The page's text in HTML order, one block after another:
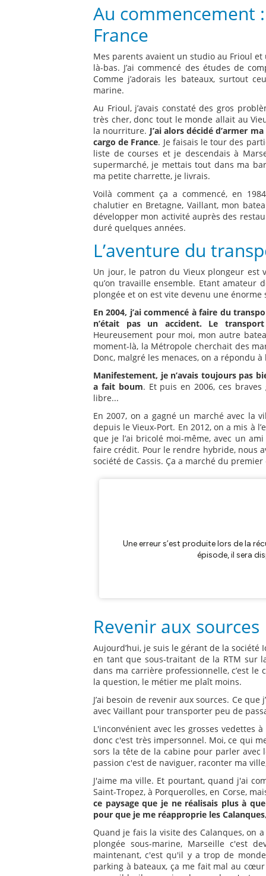
Au commencement
France
Mes parents avaient un studio au Frioul
là-bas. J’ai commencé des études de
Comme j’adorais les bateaux, surtout
marine.
Au Frioul, j’avais constaté des gros
très cher, donc tout le monde allait au
la nourriture. J’ai alors décidé d’armer
cargo de France. Je faisais le tour des
liste de courses et je descendais à
supermarché, je mettais tout dans ma
ma petite charrette, je livrais.
Voilà comment ça a commencé, en
chalutier en Bretagne, Vaillant, mon
développer mon activité auprès des
duré quelques années.
L’aventure du
Un jour, le patron du Vieux plongeur est
qu’on travaille ensemble. Etant amateur
plongée et on est vite devenu une énorme
En 2004, j’ai commencé à faire du
n’était pas un accident. Le
Heureusement pour moi, mon autre
moment-là, la Métropole cherchait des
Donc, malgré les menaces, on a répondu
Manifestement, je n’avais toujours pas
a fait boum. Et puis en 2006, ces
libre...
En 2007, on a gagné un marché avec la
depuis le Vieux-Port. En 2012, on a mis à
que je l’ai bricolé moi-même, avec un
faire crédit. Pour le rendre hybride, nous
société de Cassis. Ça a marché du
Revenir aux sources
Aujourd’hui, je suis le gérant de la
en tant que sous-traitant de la RTM sur
dans ma carrière professionnelle, c’est
la question, le métier me plaît moins.
J’ai besoin de revenir aux sources. Ce
avec Vaillant pour transporter peu de
L'inconvénient avec les grosses vedettes
donc c'est très impersonnel. Moi, ce qui
sors la tête de la cabine pour parler avec
passion c'est de naviguer, raconter ma
J'aime ma ville. Et pourtant, quand j'ai
Saint-Tropez, à Porquerolles, en Corse,
ce paysage que je ne réalisais plus à
pour que je me réapproprie les Calanques
Quand je fais la visite des Calanques, on
plongée sous-marine, Marseille c'est
maintenant, c'est qu'il y a trop de
parking à bateaux, ça me fait mal au